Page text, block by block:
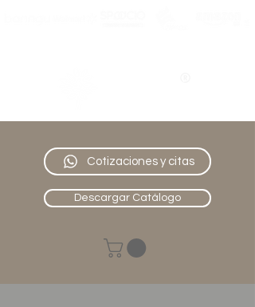
Cotizaciones y citas
Descargar Catálogo